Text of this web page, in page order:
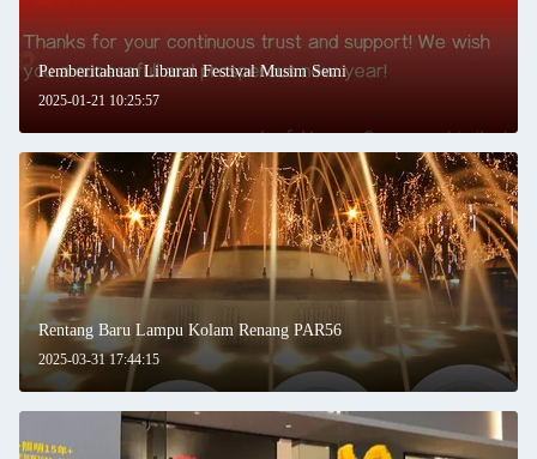
Tinggalkan pesan
2025-01-21 10:25:57
Pemberitahuan Liburan Festival Musim Semi
2025-03-31 17:44:15
Rentang Baru Lampu Kolam Renang PAR56